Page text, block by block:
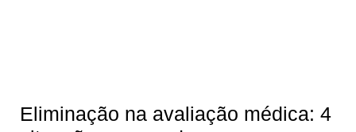
Eliminação na avaliação médica: 4